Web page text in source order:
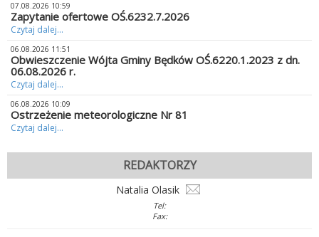
07.08.2026 10:59
Zapytanie ofertowe OŚ.6232.7.2026
Czytaj dalej...
06.08.2026 11:51
Obwieszczenie Wójta Gminy Będków OŚ.6220.1.2023 z dn.
06.08.2026 r.
Czytaj dalej...
06.08.2026 10:09
Ostrzeżenie meteorologiczne Nr 81
Czytaj dalej...
REDAKTORZY
Natalia Olasik
Tel:
Fax: